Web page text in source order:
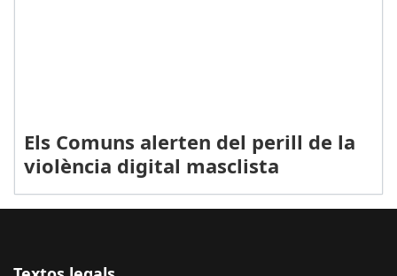
Els Comuns alerten del perill de la
violència digital masclista